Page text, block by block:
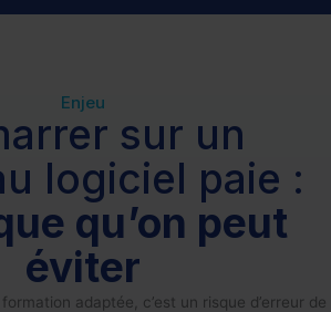
Enjeu
sur un
logiciel paie :
qu’on peut
éviter
adaptée, c’est un risque d’erreur de